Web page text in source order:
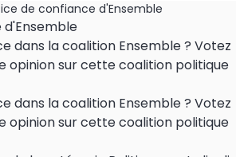
de confiance d'Ensemble
dans la coalition Ensemble ? Votez
opinion sur cette coalition politique
dans la coalition Ensemble ? Votez
opinion sur cette coalition politique